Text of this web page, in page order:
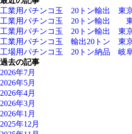
工業用パチンコ玉 20トン輸出 東
工業用パチンコ玉 20トン輸出
工業用パチンコ玉 20トン輸出 東
工業用パチンコ玉 輸出20トン 東
工場用パチンコ玉 20トン納品 岐
過去の記事
2026年7月
2026年5月
2026年4月
2026年3月
2026年1月
2025年12月